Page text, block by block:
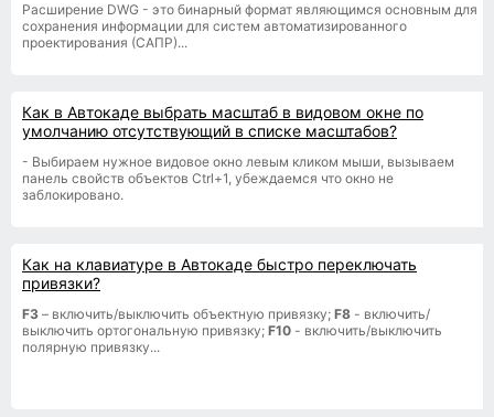
Расширение DWG - это бинарный формат являющимся основным для
сохранения информации для систем автоматизированного
проектирования (САПР)...
Как в Автокаде выбрать масштаб в видовом окне по
умолчанию отсутствующий в списке масштабов?
- Выбираем нужное видовое окно левым кликом мыши, вызываем
панель свойств объектов Ctrl+1, убеждаемся что окно не
заблокировано.
Как на клавиатуре в Автокаде быстро переключать
привязки?
F3 – включить/выключить объектную привязку; F8 - включить/
выключить ортогональную привязку; F10 - включить/выключить
полярную привязку...